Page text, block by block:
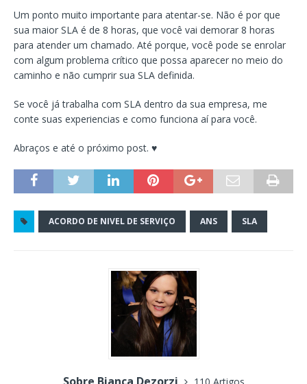
Um ponto muito importante para atentar-se. Não é por que
sua maior SLA é de 8 horas, que você vai demorar 8 horas
para atender um chamado. Até porque, você pode se enrolar
com algum problema crítico que possa aparecer no meio do
caminho e não cumprir sua SLA definida.
Se você já trabalha com SLA dentro da sua empresa, me
conte suas experiencias e como funciona aí para você.
Abraços e até o próximo post. ♥
ACORDO DE NIVEL DE SERVIÇO ANS SLA
Sobre Bianca Dezorzi
110 Artigos